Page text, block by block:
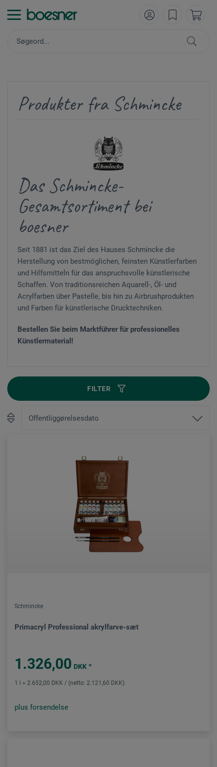
Produkter fra Schmincke
Das Schmincke-
Gesamtsortiment bei
boesner
Seit 1881 ist das Ziel des Hauses Schmincke die
Herstellung von bestmöglichen, feinsten Künstlerfarben
und Hilfsmitteln für das anspruchsvolle künstlerische
Schaffen. Von traditionsreichen Aquarell-, Öl- und
Acrylfarben über Pastelle, bis hin zu Airbrushprodukten
und Farben für künstlerische Drucktechniken.
Bestellen Sie beim Marktführer für professionelles
Künstlermaterial!
FILTER
Schmincke
Primacryl Professional akrylfarve-sæt
1.326,00 DKK *
1 l = 2.652,00 DKK / (netto: 2.121,60 DKK)
plus forsendelse